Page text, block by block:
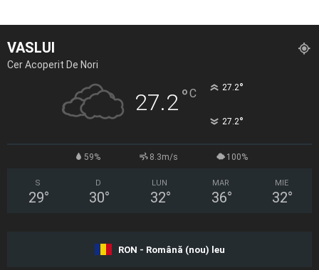
VASLUI
Cer Acoperit De Nori
27.2°C 27.2°
27.2°
59% 8.3m/s 100%
S
29°
D
30°
LUN
32°
MAR
36°
MIE
32°
RON - Română (nou) leu